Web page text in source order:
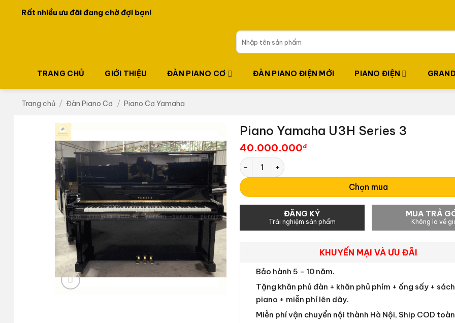
Ưu đãi lớn dành cho khách hàng đăng ký lần đầu!
Tìm
kiếm:
TRANG CHỦ GIỚI THIỆU ĐÀN PIANO CƠ ĐÀN PIANO ĐIỆN MỚI PIANO ĐIỆN
Trang chủ / Đàn Piano Cơ / Piano Cơ Yamaha
Piano Yamaha U3H Series 3
40.000.000₫
Piano Yamaha U3H Series 3 số lượng
Chọn mua
ĐĂNG KÝ
Trải nghiệm sản phẩm
MUA TRẢ
Không lo về
KHUYẾN MẠI VÀ ƯU ĐÃI
Bảo hành 5 - 10 năm.
Tặng khăn phủ đàn + khăn phủ phím + ống sấy +
piano + miễn phí lên dây.
Miễn phí vận chuyển nội thành Hà Nội, Ship COD